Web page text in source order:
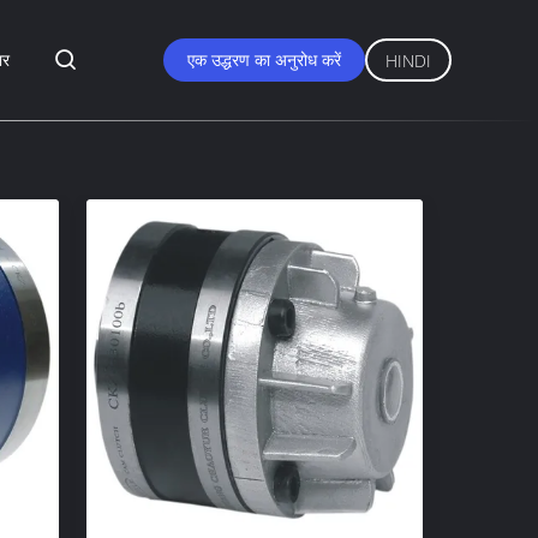
एक उद्धरण का अनुरोध करें HINDI